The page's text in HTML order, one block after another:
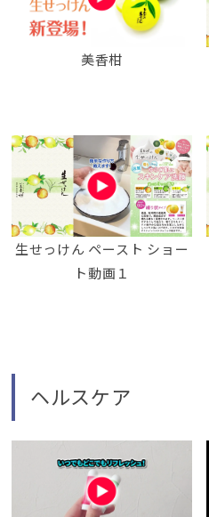
美香柑
生せっけん ペースト ショー
ト動画１
ヘルスケア